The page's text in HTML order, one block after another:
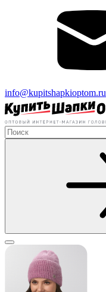
info@kupitshapkioptom.ru